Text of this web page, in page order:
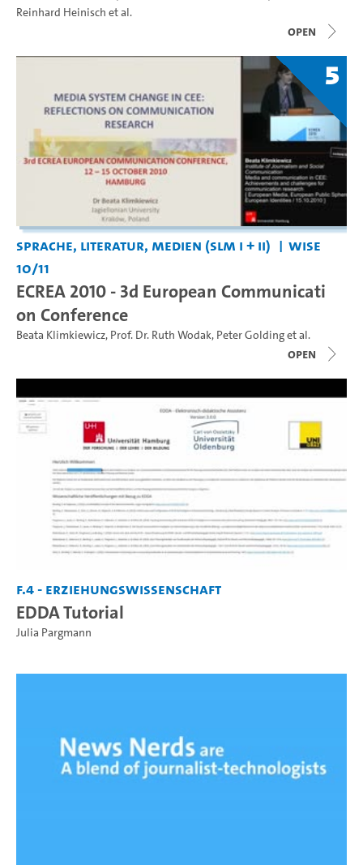
Reinhard Heinisch et al.
open
5
Sprache, Literatur, Medien (SLM I + II)
WiSe
10/11
ECREA 2010 - 3d European Communicati
on Conference
Beata Klimkiewicz, Prof. Dr. Ruth Wodak, Peter Goldinget al.
open
F.4 - Erziehungswissenschaft
EDDA Tutorial
Julia Pargmann